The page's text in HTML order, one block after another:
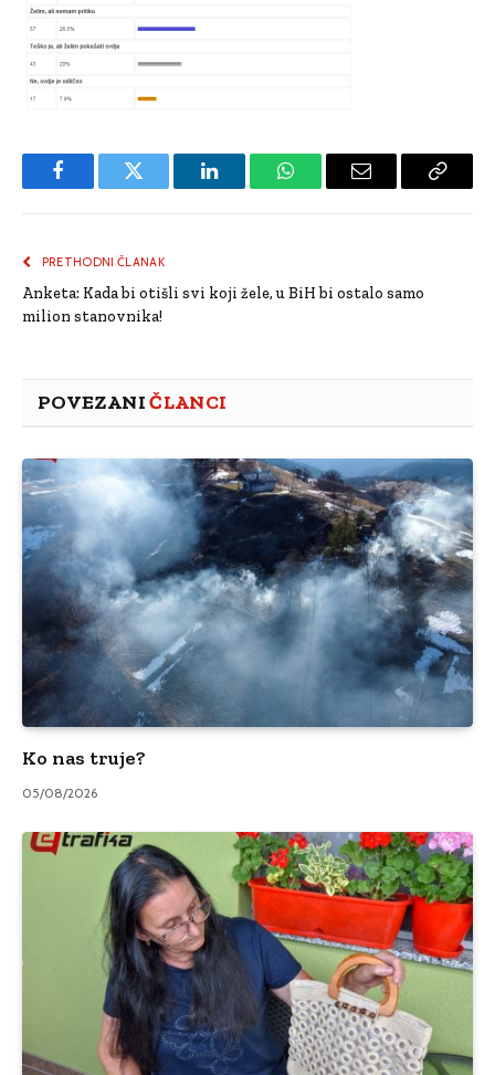
FacebookTwitter LinkedInWhatsAppEmail
Copy
PRETHODNI ČLANAK
Anketa: Kada bi otišli svi koji žele, u BiH bi ostalo samo
milion stanovnika!
POVEZANIČLANCI
Ko nas truje?
05/08/2026